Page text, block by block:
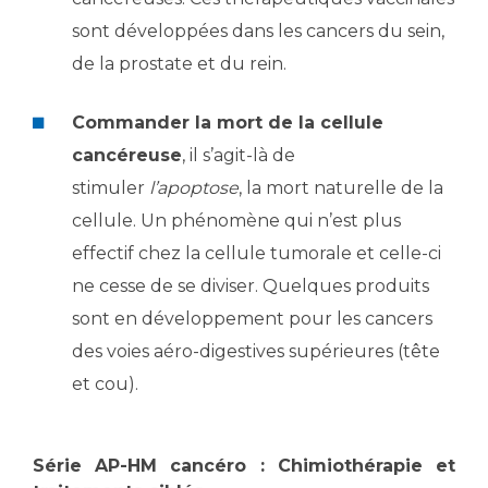
sont développées dans les cancers du sein,
de la prostate et du rein.
Commander la mort de la cellule
cancéreuse, il s’agit-là de
stimuler l’apoptose, la mort naturelle de la
cellule. Un phénomène qui n’est plus
effectif chez la cellule tumorale et celle-ci
ne cesse de se diviser. Quelques produits
sont en développement pour les cancers
des voies aéro-digestives supérieures (tête
et cou).
Série AP-HM cancéro : Chimiothérapie et